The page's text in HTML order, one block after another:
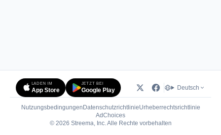
LADEN IM
App Store
JETZT BEI
Google Play Deutsch
Nutzungsbedingungen DatenschutzrichtlinieUrheberrechtsrichtlinie
AdChoices(öffnet in neuem Tab)
© 2026 Streema, Inc. Alle Rechte vorbehalten